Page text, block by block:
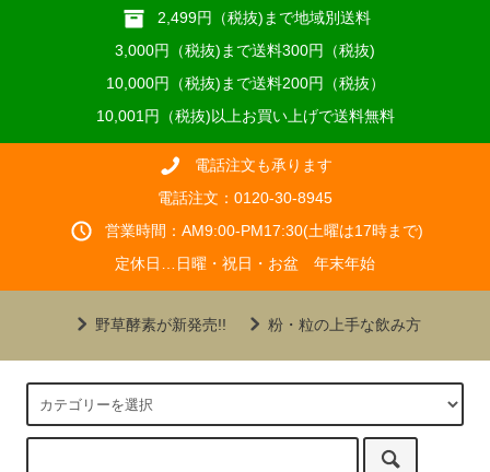
2,499円（税抜)まで地域別送料
3,000円（税抜)まで送料300円（税抜)
10,000円（税抜)まで送料200円（税抜）
10,001円（税抜)以上お買い上げで送料無料
電話注文も承ります
電話注文：0120-30-8945
営業時間：AM9:00-PM17:30(土曜は17時まで)
定休日…日曜・祝日・お盆 年末年始
野草酵素が新発売!! 粉・粒の上手な飲み方